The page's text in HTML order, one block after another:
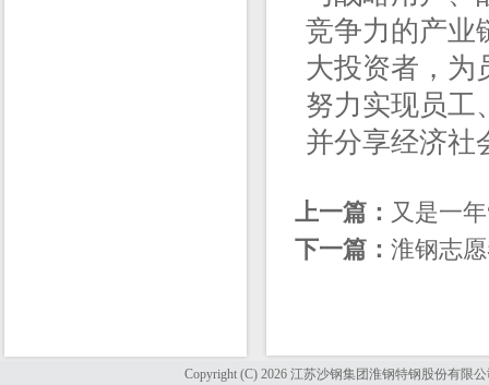
竞争力的产业
大投资者，为
努力实现员工
并分享经济社
上一篇： 又是一
下一篇： 淮钢志
Copyright (C) 2026 江苏沙钢集团淮钢特钢股份有限